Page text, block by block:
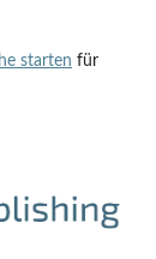
starten für